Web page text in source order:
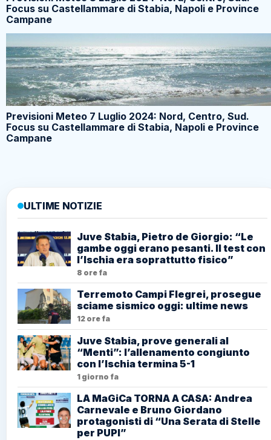
Focus su Castellammare di Stabia, Napoli e Province
Campane
Previsioni Meteo 7 Luglio 2024: Nord, Centro, Sud.
Focus su Castellammare di Stabia, Napoli e Province
Campane
ULTIME NOTIZIE
Juve Stabia, Pietro de Giorgio: “Le
gambe oggi erano pesanti. Il test con
l’Ischia era soprattutto fisico”
8 ore fa
Terremoto Campi Flegrei, prosegue
sciame sismico oggi: ultime news
12 ore fa
Juve Stabia, prove generali al
“Menti”: l’allenamento congiunto
con l’Ischia termina 5-1
1 giorno fa
LA MaGiCa TORNA A CASA: Andrea
Carnevale e Bruno Giordano
protagonisti di “Una Serata di Stelle
per PUPI”